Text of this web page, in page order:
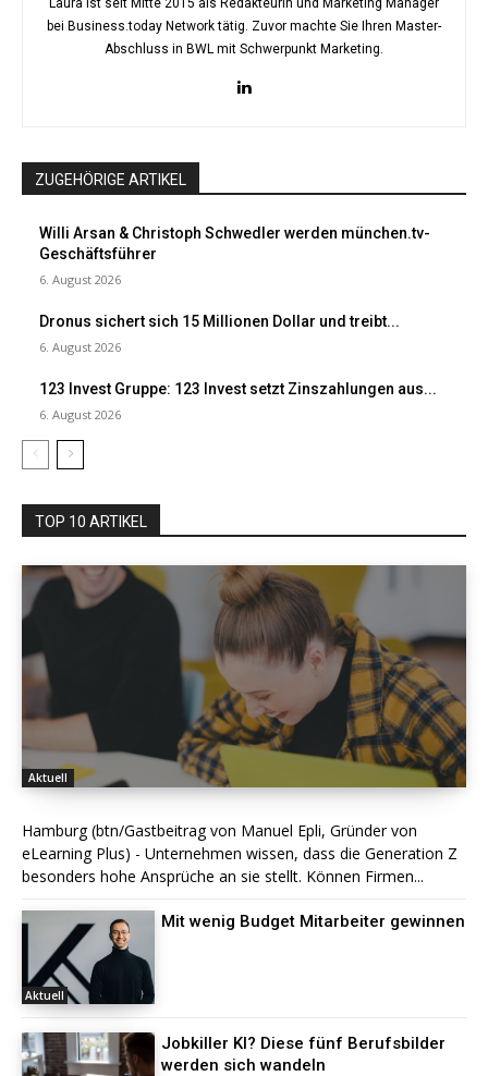
Laura ist seit Mitte 2015 als Redakteurin und Marketing Manager
bei Business.today Network tätig. Zuvor machte Sie Ihren Master-
Abschluss in BWL mit Schwerpunkt Marketing.
ZUGEHÖRIGE ARTIKEL
Willi Arsan & Christoph Schwedler werden münchen.tv-
Geschäftsführer
6. August 2026
Dronus sichert sich 15 Millionen Dollar und treibt...
6. August 2026
123 Invest Gruppe: 123 Invest setzt Zinszahlungen aus...
6. August 2026
TOP 10 ARTIKEL
Aktuell
Hamburg (btn/Gastbeitrag von Manuel Epli, Gründer von
eLearning Plus) - Unternehmen wissen, dass die Generation Z
besonders hohe Ansprüche an sie stellt. Können Firmen...
Aktuell
Mit wenig Budget Mitarbeiter gewinnen
Jobkiller KI? Diese fünf Berufsbilder
werden sich wandeln